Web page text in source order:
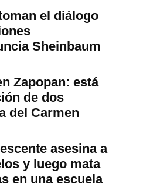
el diálogo
Sheinbaum
Zapopan: está
de dos
del Carmen
asesina a
y luego mata
en una escuela